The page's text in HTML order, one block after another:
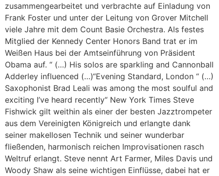
zusammengearbeitet und verbrachte auf Einladung von
Frank Foster und unter der Leitung von Grover Mitchell
viele Jahre mit dem Count Basie Orchestra. Als festes
Mitglied der Kennedy Center Honors Band trat er im
Weißen Haus bei der Amtseinführung von Präsident
Obama auf. “ (…) His solos are sparkling and Cannonball
Adderley influenced (…)“Evening Standard, London “ (…)
Saxophonist Brad Leali was among the most soulful and
exciting I’ve heard recently“ New York Times Steve
Fishwick gilt weithin als einer der besten Jazztrompeter
aus dem Vereinigten Königreich und erlangte dank
seiner makellosen Technik und seiner wunderbar
fließenden, harmonisch reichen Improvisationen rasch
Weltruf erlangt. Steve nennt Art Farmer, Miles Davis und
Woody Shaw als seine wichtigen Einflüsse, dabei hat er